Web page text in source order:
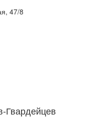
47/8
Гвардейцев